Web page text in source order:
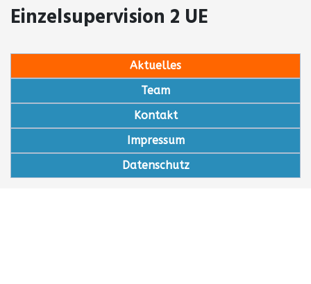
Einzelsupervision 2 UE
Aktuelles
Team
Kontakt
Impressum
Datenschutz